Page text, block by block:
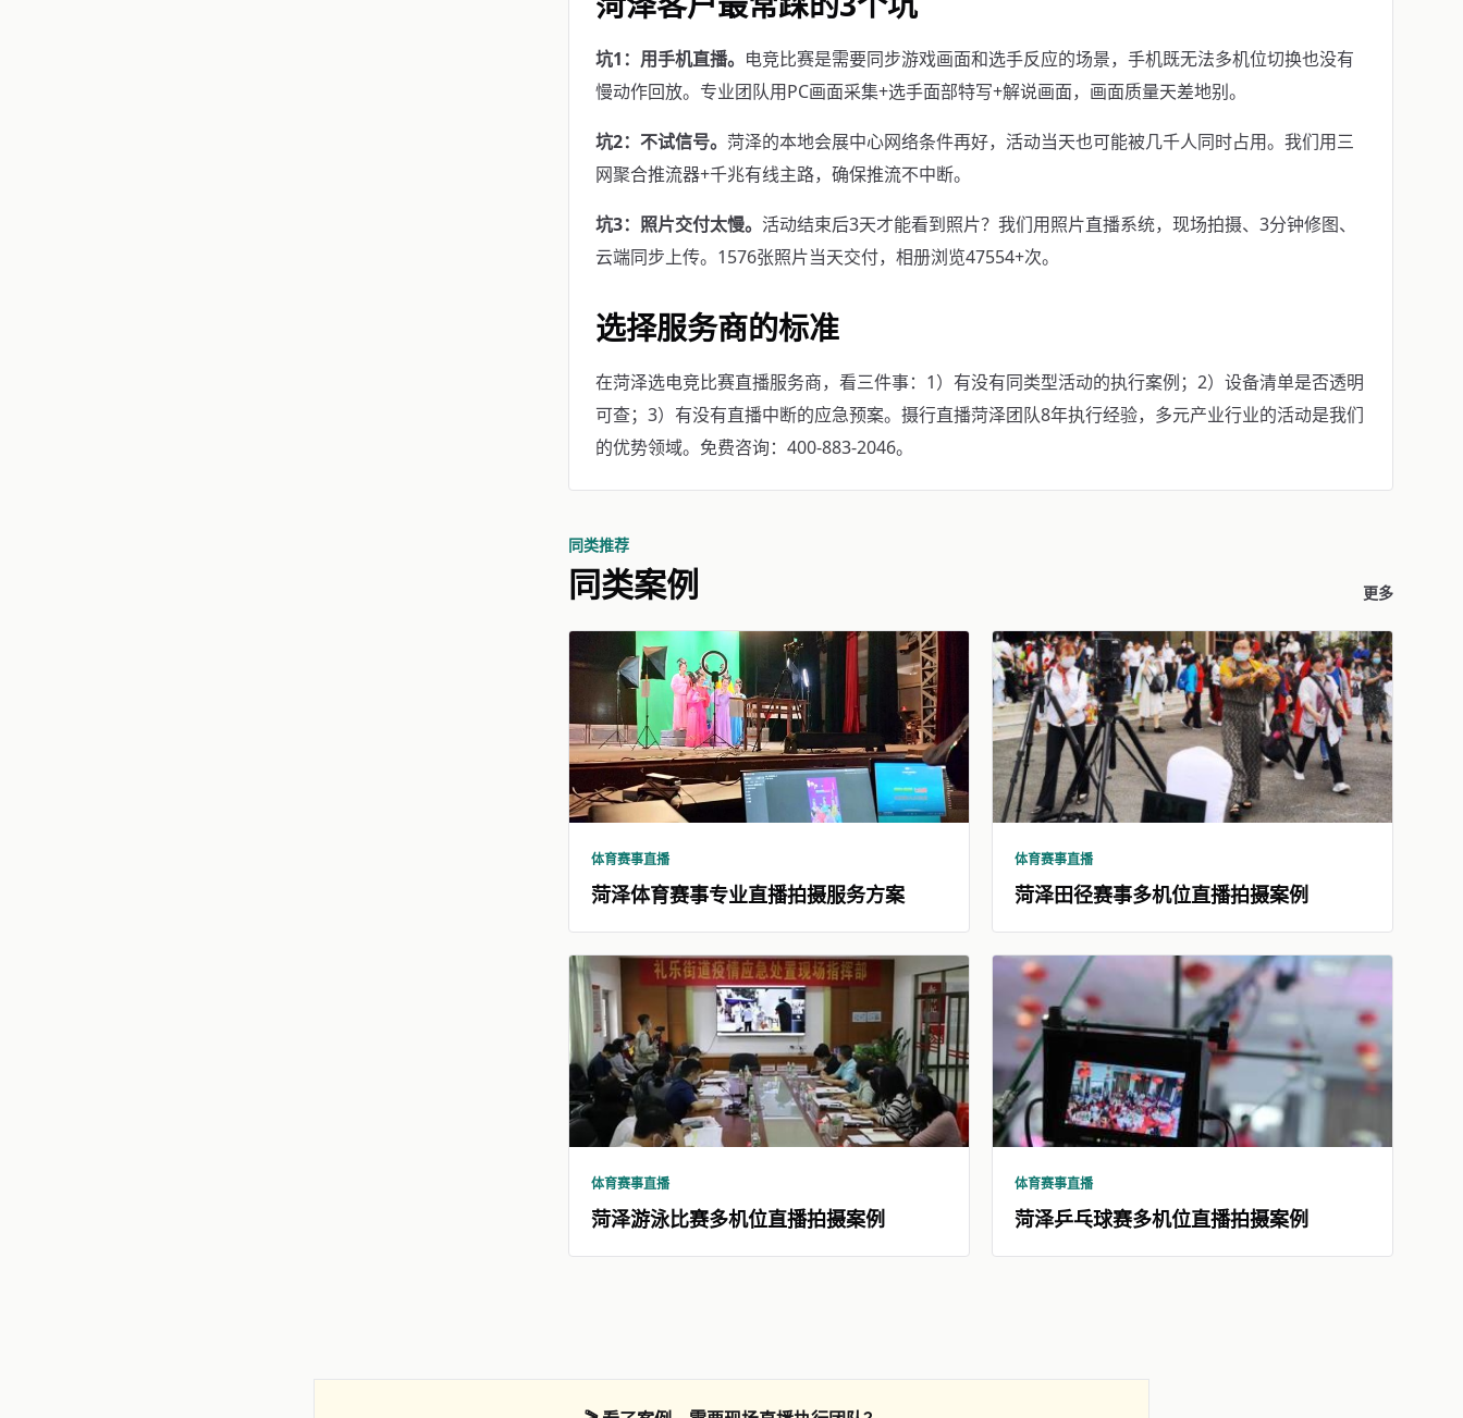
坑1：用手机直播。 电竞比赛是需要同步游戏画面和选手反应的场景，手机既无法多机位切换也没有
慢动作回放。专业团队用PC画面采集+选手面部特写+解说画面，画面质量天差地别。
坑2：不试信号。 菏泽的本地会展中心网络条件再好，活动当天也可能被几千人同时占用。我们用三
网聚合推流器+千兆有线主路，确保推流不中断。
坑3：照片交付太慢。 活动结束后3天才能看到照片？我们用照片直播系统，现场拍摄、3分钟修图、
云端同步上传。1576张照片当天交付，相册浏览47554+次。
选择服务商的标准
在菏泽选电竞比赛直播服务商，看三件事：1）有没有同类型活动的执行案例；2）设备清单是否透明
可查；3）有没有直播中断的应急预案。摄行直播菏泽团队8年执行经验，多元产业行业的活动是我们
的优势领域。免费咨询：400-883-2046。
同类推荐
同类案例 更多
体育赛事直播
菏泽体育赛事专业直播拍摄服务方案
体育赛事直播
菏泽田径赛事多机位直播拍摄案例
体育赛事直播
菏泽游泳比赛多机位直播拍摄案例
体育赛事直播
菏泽乒乓球赛多机位直播拍摄案例